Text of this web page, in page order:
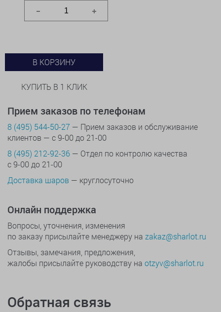
В КОРЗИНУ
КУПИТЬ В 1 КЛИК
Прием заказов по телефонам
8 (495) 544-50-27 — Прием заказов и обслуживание
клиентов — с 9-00 до 21-00
8 (495) 212-92-36 — Отдел по контролю качества
с 9-00 до 21-00
Доставка шаров — круглосуточно
Онлайн поддержка
Вопросы, уточнения, изменения
по заказу присылайте менеджеру на zakaz@sharlot.ru
Отзывы, замечания, предложения,
жалобы присылайте руководству на otzyv@sharlot.ru
Обратная связь